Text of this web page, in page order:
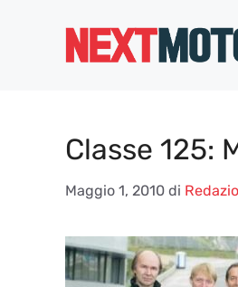
Classe 125:
Maggio 1, 2010 di